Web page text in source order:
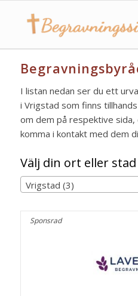
I listan nedan ser du ett
i Vrigstad som finns
om dem på respektive
komma i kontakt med dem
Välj din ort eller stad
Vrigstad (3)
Sponsrad